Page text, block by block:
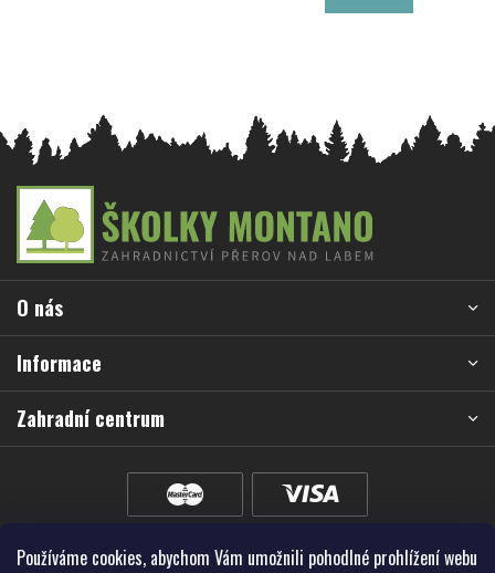
Používáme cookies, abychom Vám umožnili pohodlné prohlížení webu
a
í
O nás
Informace
Zahradní centrum